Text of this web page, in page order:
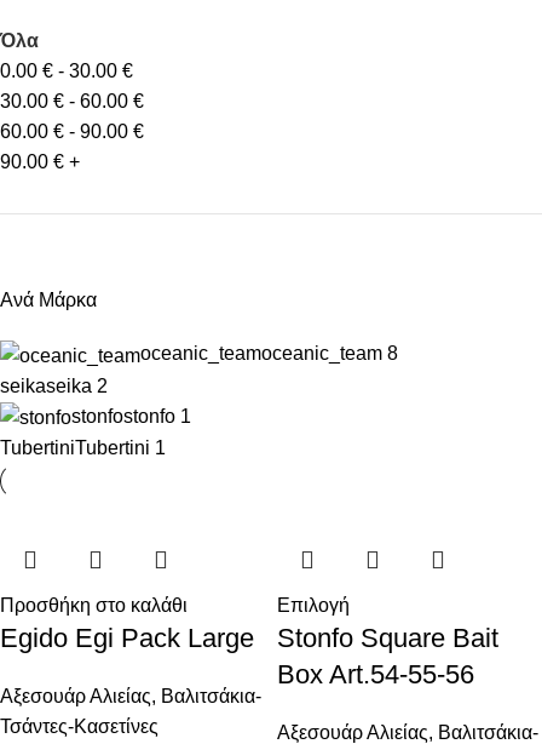
Όλα
0.00 € - 30.00 €
30.00 € - 60.00 €
60.00 € - 90.00 €
90.00 € +
Ανά Μάρκα
oceanic_teamoceanic_team 8
seikaseika 2
stonfostonfo 1
TubertiniTubertini 1
Προσθήκη στο καλάθι
Egido Egi Pack Large
Αξεσουάρ Αλιείας, Βαλιτσάκια-
Τσάντες-Κασετίνες
Επιλογή
Stonfo Square Bait
Box Art.54-55-56
Αξεσουάρ Αλιείας, Βαλιτσάκια-